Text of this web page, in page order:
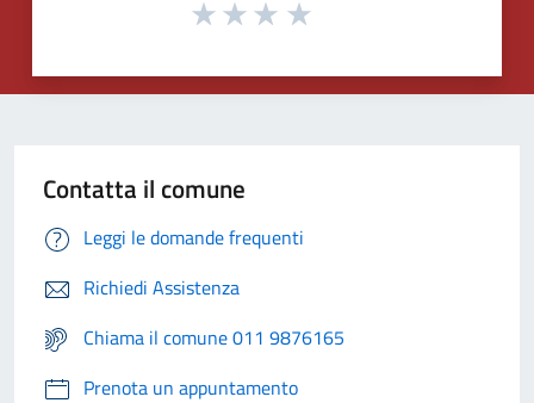
Contatta il comune
Leggi le domande frequenti
Richiedi Assistenza
Chiama il comune 011 9876165
Prenota un appuntamento